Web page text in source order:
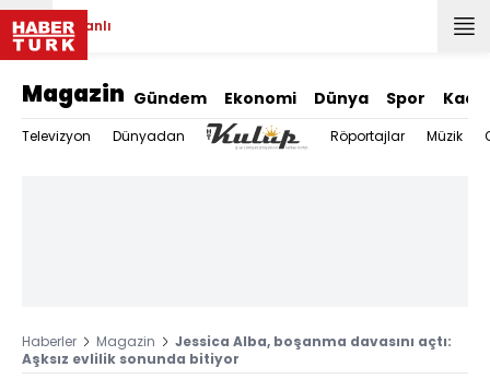
Canlı
Magazin Gündem Ekonomi Dünya Spor
Televizyon Dünyadan Röportajlar Müzik
Haberler Magazin
Jessica Alba, boşanma davasını açtı:
Aşksız evlilik sonunda bitiyor